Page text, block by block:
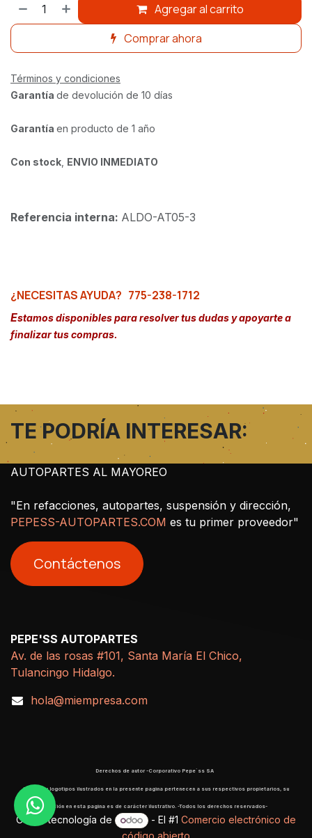
Agregar al carrito
Comprar ahora
Términos y condiciones
Garantía de devolución de 10 días
Garantía en producto de 1 año
Con stock ENVIO INMEDIATO
Referencia interna: ALDO-AT05-3
¿NECESITAS AYUDA? 775-238-1712
Estamos disponibles para resolver tus dudas y apoyarte a
finalizar tus compras.
TE PODRÍA INTERESAR:
AUTOPARTES AL MAYOREO
"En refacciones, autopartes, suspensión y dirección,
PEPESS-AUTOPARTES.COM es tu primer proveedor"
Contáctenos
PEPE'SS AUTOPARTES
Av. de las rosas #101, Santa María El Chico,
Tulancingo Hidalgo.
hola@miempresa.com
Derechos de autor -Corporativo Pepe´ss SA
​ Marcas y logotipos ilustrados en la presente pagina pertenecen a sus respectivos propietarios, su
aparición en esta pagina es de carácter ilustrativo. -Todos los derechos reservados-
Con la tecnología de - El #1Comercio electrónico de
código abierto